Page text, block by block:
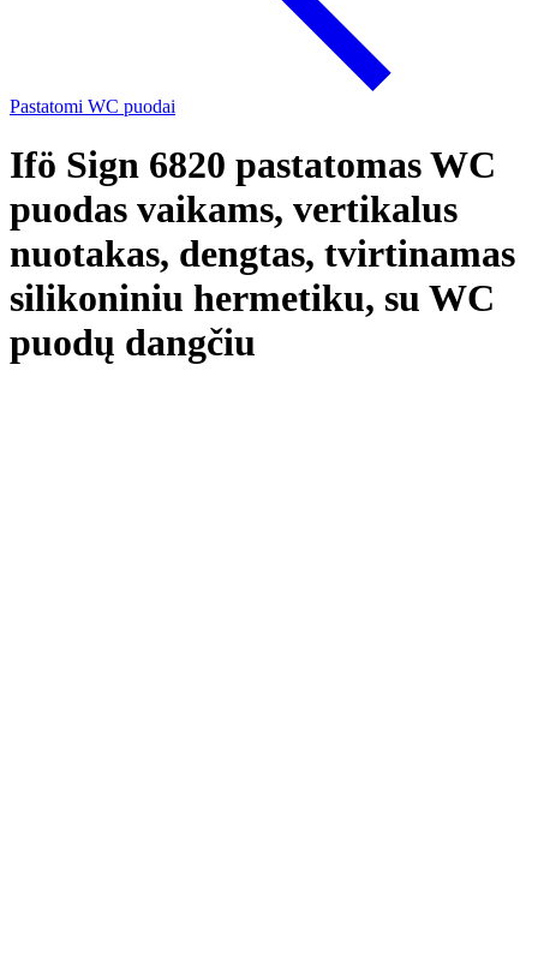
Pastatomi WC puodai
Ifö Sign 6820 pastatomas WC
puodas vaikams, vertikalus
nuotakas, dengtas, tvirtinamas
silikoniniu hermetiku, su WC
puodų dangčiu